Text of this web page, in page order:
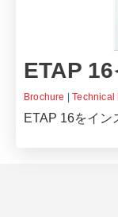
ETAP
Brochure |Technical
ETAP 16をイン